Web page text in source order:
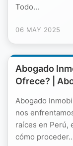
Todo...
06 MAY 2025
Abogado
Ofrece? |
Abogado
nos
raíces en Perú,
cómo